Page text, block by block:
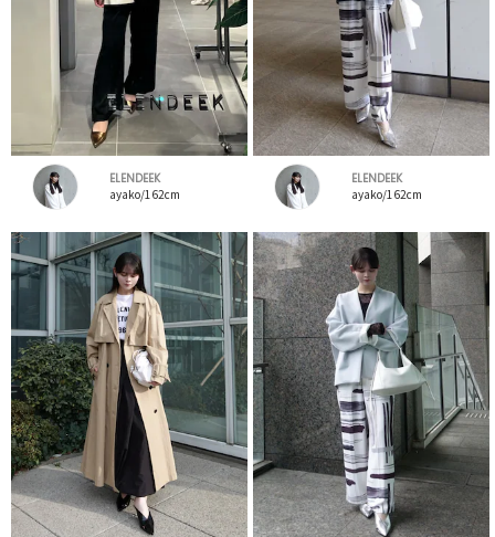
ELENDEEK
ayako/162cm
ELENDEEK
ayako/162cm